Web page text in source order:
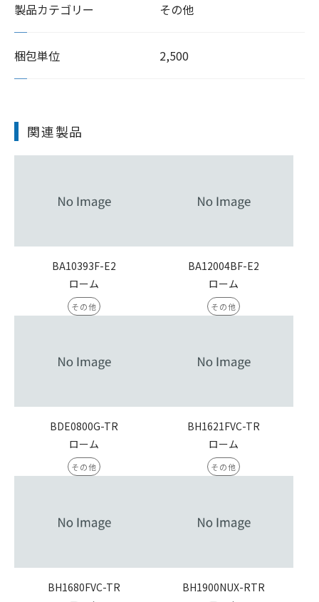
製品カテゴリー その他
梱包単位 2,500
関連製品
BA10393F-E2
ローム
その他
BA12004BF-E2
ローム
その他
BDE0800G-TR
ローム
その他
BH1621FVC-TR
ローム
その他
BH1680FVC-TR
BH1900NUX-RTR